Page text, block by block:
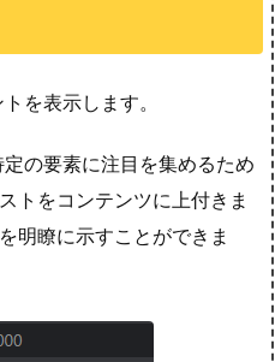
を表示します。
の要素に注目を集めるため
トをコンテンツに上付きま
明瞭に示すことができま